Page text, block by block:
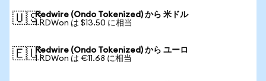
🇺🇸Redwire (Ondo Tokenized) から 米ドル
1 RDWon は $13.50 に相当
🇪🇺Redwire (Ondo Tokenized) から ユーロ
1 RDWon は €11.68 に相当